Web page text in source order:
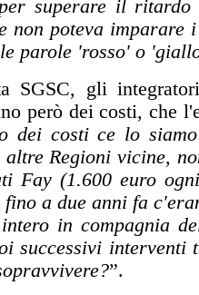
superare il ritardo
non poteva
parole 'rosso' o
SGSC, gli
però dei costi, che
dei costi ce lo
Regioni vicine,
Fay (1.600 euro
a due anni fa
in compagnia
successivi interventi
”.